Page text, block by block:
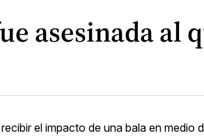
asesinada al
el impacto de una bala en medio